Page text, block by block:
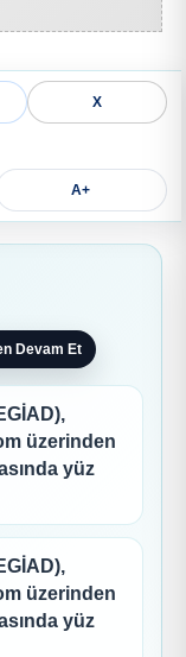
X
A+
Devam Et
üzerinden
yüz
üzerinden
yüz